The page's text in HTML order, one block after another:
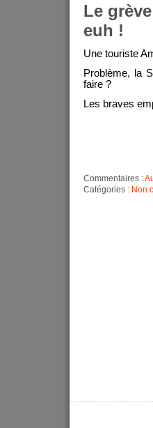
Le
euh !
Une touriste
Problème, la
faire ?
Les braves
Commentaires :
Catégories : Non